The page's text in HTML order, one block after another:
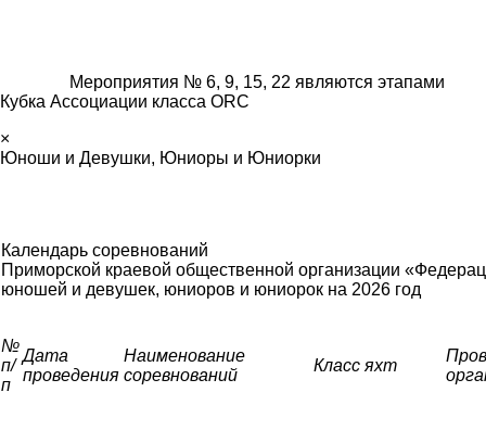
Мероприятия № 6, 9, 15, 22 являются этапами
Кубка Ассоциации класса ORC
×
Юноши и Девушки, Юниоры и Юниорки
Календарь соревнований
Приморской краевой общественной организации
юношей и девушек, юниоров и юниорок на 2026 год
№
п/
п
Дата
проведения
Наименование
соревнований
Класс яхт